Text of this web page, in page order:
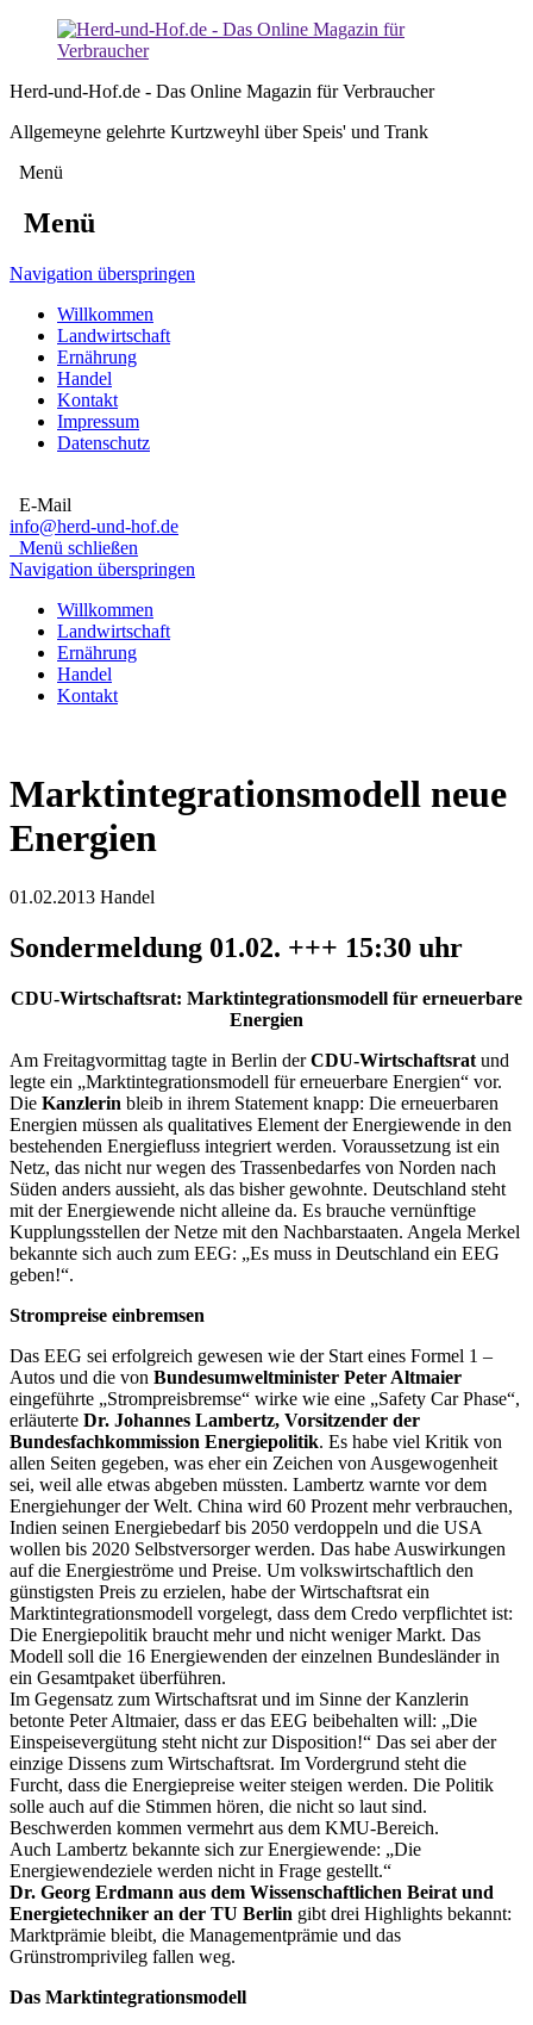
Herd-und-Hof.de - Das Online Magazin für Verbraucher
Allgemeyne gelehrte Kurtzweyhl über Speis' und Trank
Menü
Menü
Navigation überspringen
Willkommen
Landwirtschaft
Ernährung
Handel
Kontakt
Impressum
Datenschutz
E-Mail
info@herd-und-hof.de
Menü schließen
Navigation überspringen
Willkommen
Landwirtschaft
Ernährung
Handel
Kontakt
Marktintegrationsmodell neue
Energien
01.02.2013 Handel
Sondermeldung 01.02. +++ 15:30 uhr
CDU-Wirtschaftsrat: Marktintegrationsmodell für erneuerbare
Energien
Am Freitagvormittag tagte in Berlin derCDU-Wirtschaftsrat und
legte ein „Marktintegrationsmodell für erneuerbare Energien“ vor.
Die Kanzlerin bleib in ihrem Statement knapp: Die erneuerbaren
Energien müssen als qualitatives Element der Energiewende in den
bestehenden Energiefluss integriert werden. Voraussetzung ist ein
Netz, das nicht nur wegen des Trassenbedarfes von Norden nach
Süden anders aussieht, als das bisher gewohnte. Deutschland steht
mit der Energiewende nicht alleine da. Es brauche vernünftige
Kupplungsstellen der Netze mit den Nachbarstaaten. Angela Merkel
bekannte sich auch zum EEG: „Es muss in Deutschland ein EEG
geben!“.
Strompreise einbremsen
Das EEG sei erfolgreich gewesen wie der Start eines Formel 1 –
Autos und die von Bundesumweltminister Peter Altmaier
eingeführte „Strompreisbremse“ wirke wie eine „Safety Car Phase“,
erläuterte Dr. Johannes Lambertz, Vorsitzender der
Bundesfachkommission Energiepolitik. Es habe viel Kritik von
allen Seiten gegeben, was eher ein Zeichen von Ausgewogenheit
sei, weil alle etwas abgeben müssten. Lambertz warnte vor dem
Energiehunger der Welt. China wird 60 Prozent mehr verbrauchen,
Indien seinen Energiebedarf bis 2050 verdoppeln und die USA
wollen bis 2020 Selbstversorger werden. Das habe Auswirkungen
auf die Energieströme und Preise. Um volkswirtschaftlich den
günstigsten Preis zu erzielen, habe der Wirtschaftsrat ein
Marktintegrationsmodell vorgelegt, dass dem Credo verpflichtet ist:
Die Energiepolitik braucht mehr und nicht weniger Markt. Das
Modell soll die 16 Energiewenden der einzelnen Bundesländer in
ein Gesamtpaket überführen.
Im Gegensatz zum Wirtschaftsrat und im Sinne der Kanzlerin
betonte Peter Altmaier, dass er das EEG beibehalten will: „Die
Einspeisevergütung steht nicht zur Disposition!“ Das sei aber der
einzige Dissens zum Wirtschaftsrat. Im Vordergrund steht die
Furcht, dass die Energiepreise weiter steigen werden. Die Politik
solle auch auf die Stimmen hören, die nicht so laut sind.
Beschwerden kommen vermehrt aus dem KMU-Bereich.
Auch Lambertz bekannte sich zur Energiewende: „Die
Energiewendeziele werden nicht in Frage gestellt.“
Dr. Georg Erdmann aus dem Wissenschaftlichen Beirat und
Energietechniker an der TU Berlin gibt drei Highlights bekannt:
Marktprämie bleibt, die Managementprämie und das
Grünstromprivileg fallen weg.
Das Marktintegrationsmodell